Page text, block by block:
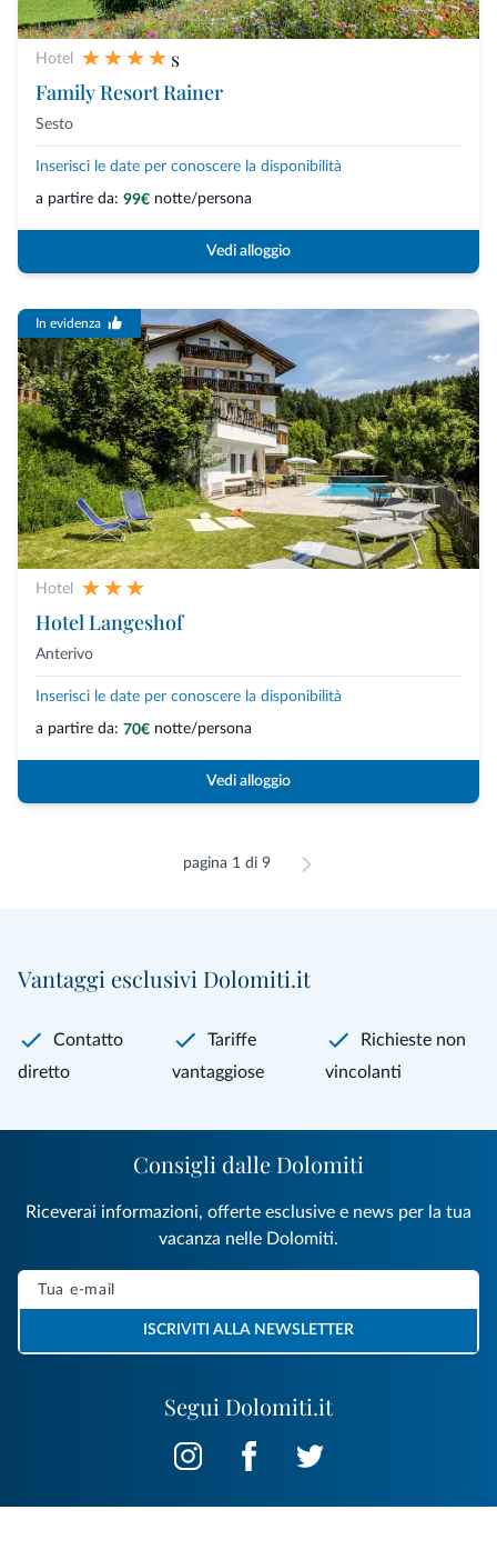
Hotel
s
Family Resort Rainer
Sesto
Inserisci le date per conoscere la disponibilità
a partire da: 99€ notte/persona
Vedi alloggio
In evidenza
Hotel
Hotel Langeshof
Anterivo
Inserisci le date per conoscere la disponibilità
a partire da: 70€ notte/persona
Vedi alloggio
pagina 1 di 9
Vantaggi esclusivi Dolomiti.it
Contatto
diretto
Tariffe
vantaggiose
Richieste non
vincolanti
Segui Dolomiti.it
Consigli dalle Dolomiti
Riceverai informazioni, offerte esclusive e news per la tua
vacanza nelle Dolomiti.
ISCRIVITI ALLA NEWSLETTER